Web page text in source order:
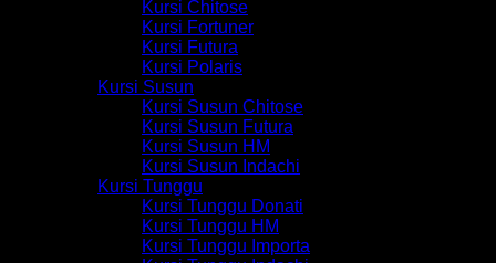
Kursi Chitose
Kursi Fortuner
Kursi Futura
Kursi Polaris
Kursi Susun
Kursi Susun Chitose
Kursi Susun Futura
Kursi Susun HM
Kursi Susun Indachi
Kursi Tunggu
Kursi Tunggu Donati
Kursi Tunggu HM
Kursi Tunggu Importa